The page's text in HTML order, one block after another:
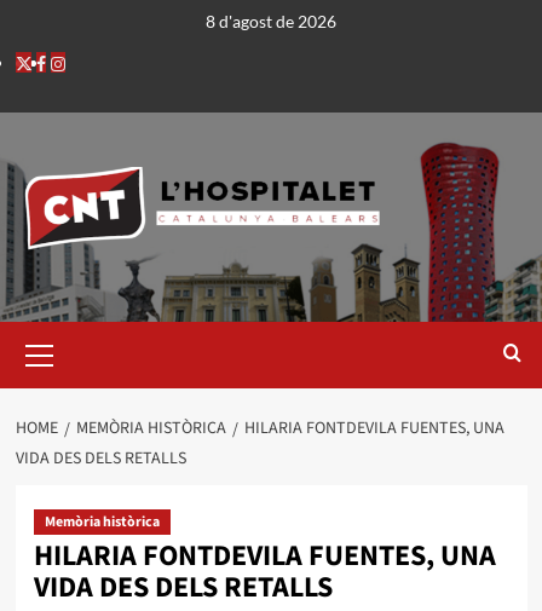
8 d'agost de 2026
HOME MEMÒRIA HISTÒRICA
HILARIA FONTDEVILA FUENTES, UNA
VIDA DES DELS RETALLS
Memòria històrica
HILARIA FONTDEVILA FUENTES, UNA
VIDA DES DELS RETALLS